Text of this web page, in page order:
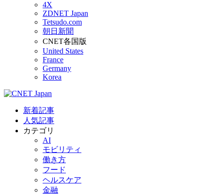
4X
ZDNET Japan
Tetsudo.com
朝日新聞
CNET各国版
United States
France
Germany
Korea
新着記事
人気記事
カテゴリ
AI
モビリティ
働き方
フード
ヘルスケア
金融